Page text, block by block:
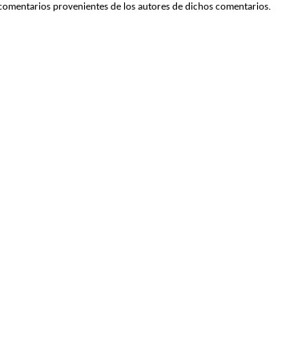
provenientes de los autores de dichos comentarios.